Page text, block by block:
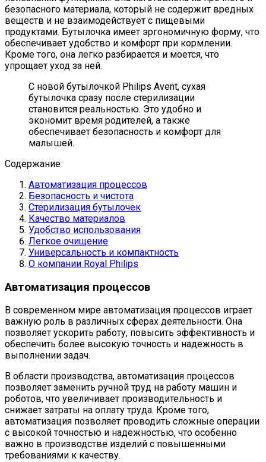
безопасного материала, который не содержит вредных
веществ и не взаимодействует с пищевыми
продуктами. Бутылочка имеет эргономичную форму, что
обеспечивает удобство и комфорт при кормлении.
Кроме того, она легко разбирается и моется, что
упрощает уход за ней.
С новой бутылочкой Philips Avent, сухая
бутылочка сразу после стерилизации
становится реальностью. Это удобно и
экономит время родителей, а также
обеспечивает безопасность и комфорт для
малышей.
Содержание
Автоматизация процессов
Безопасность и чистота
Стерилизация бутылочек
Качество материалов
Удобство использования
Легкое очищение
Универсальность и компактность
О компании Royal Philips
Автоматизация процессов
В современном мире автоматизация процессов играет
важную роль в различных сферах деятельности. Она
позволяет ускорить работу, повысить эффективность и
обеспечить более высокую точность и надежность в
выполнении задач.
В области производства, автоматизация процессов
позволяет заменить ручной труд на работу машин и
роботов, что увеличивает производительность и
снижает затраты на оплату труда. Кроме того,
автоматизация позволяет проводить сложные операции
с высокой точностью и надежностью, что особенно
важно в производстве изделий с повышенными
требованиями к качеству.